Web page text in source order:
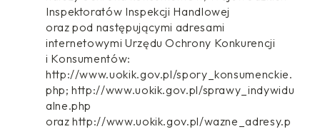
Inspektoratów Inspekcji Handlowej
oraz pod następującymi adresami
internetowymi Urzędu Ochrony Konkurencji
i Konsumentów:
http://www.uokik.gov.pl/spory_konsumenckie.
php; http://www.uokik.gov.pl/sprawy_indywidu
alne.php
oraz http://www.uokik.gov.pl/wazne_adresy.p